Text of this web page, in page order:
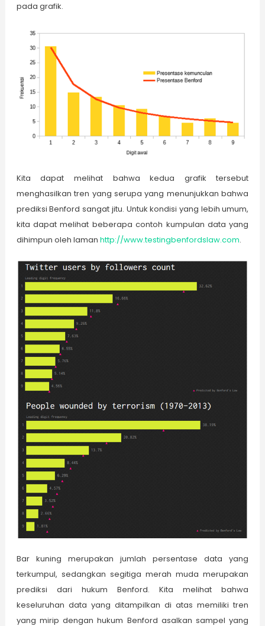
pada grafik.
Kita dapat melihat bahwa kedua grafik tersebut
menghasilkan tren yang serupa yang menunjukkan bahwa
prediksi Benford sangat jitu. Untuk kondisi yang lebih umum,
kita dapat melihat beberapa contoh kumpulan data yang
dihimpun oleh laman http://www.testingbenfordslaw.com.
Bar kuning merupakan jumlah persentase data yang
terkumpul, sedangkan segitiga merah muda merupakan
prediksi dari hukum Benford. Kita melihat bahwa
keseluruhan data yang ditampilkan di atas memiliki tren
yang mirip dengan hukum Benford asalkan sampel yang